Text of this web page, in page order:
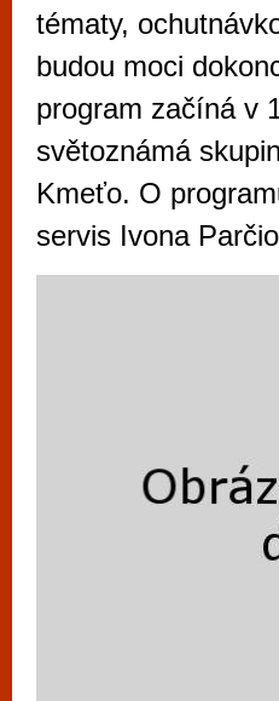
tématy,
budou moci
program začíná v
světoznámá
Kmeťo. O
servis Ivona
vyzkoušet různé
metropoli
po moderní
příležitostné hráče.